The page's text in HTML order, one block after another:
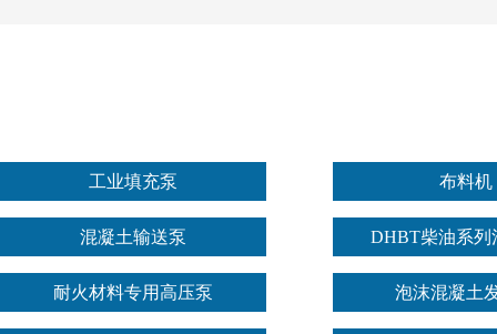
工业填充泵 布料机
混凝土输送泵 DHBT柴油系列
耐火材料专用高压泵 泡沫混凝土